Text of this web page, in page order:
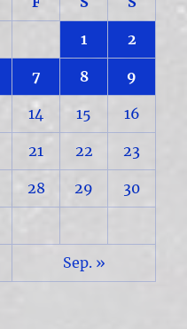
1 2
7 8 9
14 15 16
21 22 23
28 29 30
Sep. »